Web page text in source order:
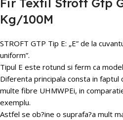
Kg/100M
STROFT GTP Tip E: „E” de la
uniform”.
Tipul E este rotund si ferm ca
Diferenta principala consta in faptul
multe fibre UHMWPEi, in
exemplu.
Astfel se ob?ine o suprafa?a mult